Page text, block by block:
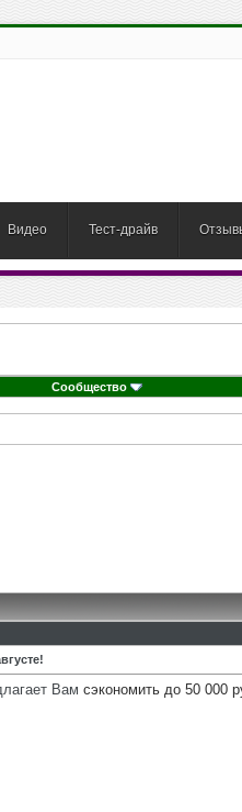
Видео Тест-драйв
Сообщество
Вам сэкономить до 50 000